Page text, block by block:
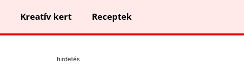
Kreatív kert Receptek
hirdetés